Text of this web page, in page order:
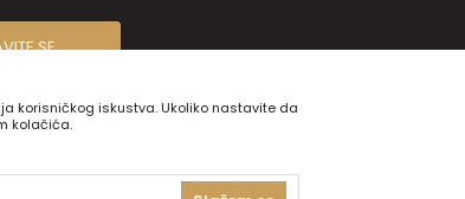
SE
korisničkog iskustva. Ukoliko nastavite da
kolačića.